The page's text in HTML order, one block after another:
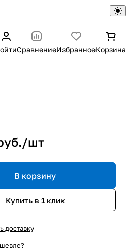
СравнениеИзбранноеКорзина
шт
В корзину
Купить в 1 клик
доставку